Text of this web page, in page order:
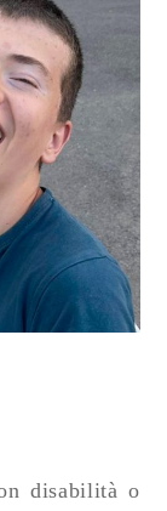
disabilità o